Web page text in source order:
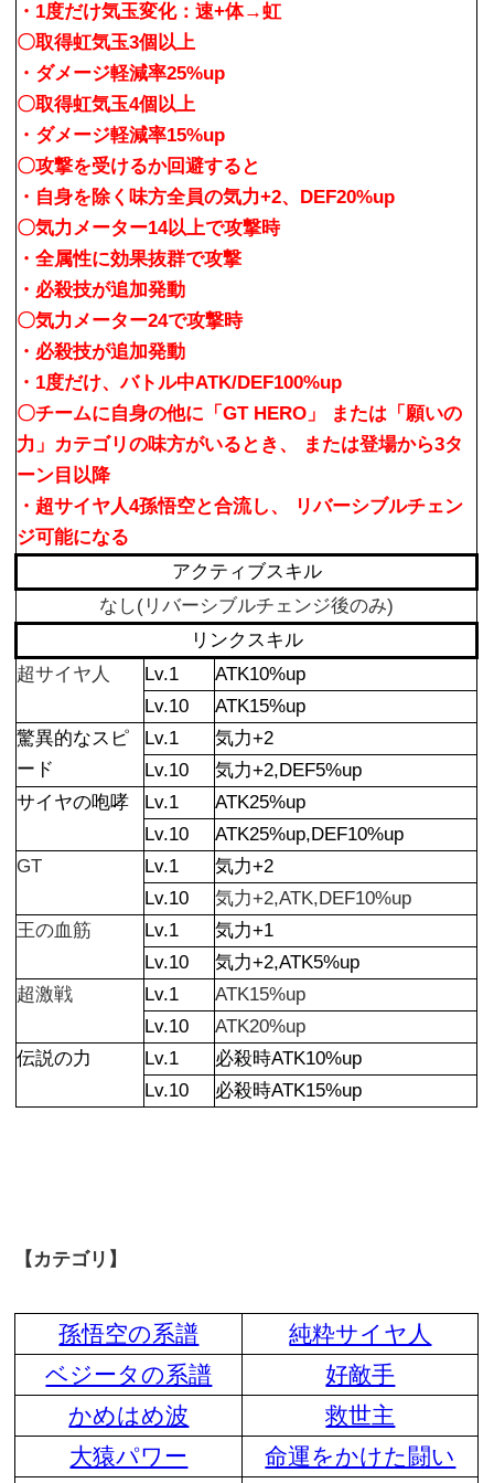
・1度だけ気玉変化：速+体→虹
〇取得虹気玉3個以上
・ダメージ軽減率25%up
〇取得虹気玉4個以上
・ダメージ軽減率15%up
〇攻撃を受けるか回避すると
・自身を除く味方全員の気力+2、DEF20%up
〇気力メーター14以上で攻撃時
・全属性に効果抜群で攻撃
・必殺技が追加発動
〇気力メーター24で攻撃時
・必殺技が追加発動
・1度だけ、バトル中ATK/DEF100%up
〇チームに自身の他に「GT HERO」 または「願いの
力」カテゴリの味方がいるとき、 または登場から3タ
ーン目以降
・超サイヤ人4孫悟空と合流し、 リバーシブルチェン
ジ可能になる
アクティブスキル
なし(リバーシブルチェンジ後のみ)
リンクスキル
超サイヤ人
Lv.1
ATK10%up
Lv.10
ATK15%up
驚異的なスピ
ード
Lv.1
気力+2
Lv.10
気力+2,DEF5%up
サイヤの咆哮
Lv.1
ATK25%up
Lv.10
ATK25%up,DEF10%up
GT
Lv.1
気力+2
Lv.10
気力+2,ATK,DEF10%up
王の血筋
Lv.1
気力+1
Lv.10
気力+2,ATK5%up
超激戦
Lv.1
ATK15%up
Lv.10
ATK20%up
伝説の力
Lv.1
必殺時ATK10%up
Lv.10
必殺時ATK15%up
【カテゴリ】
孫悟空の系譜
純粋サイヤ人
ベジータの系譜
好敵手
かめはめ波
救世主
大猿パワー
命運をかけた闘い